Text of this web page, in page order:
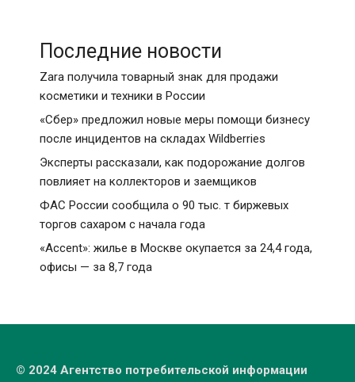
Последние новости
Zara получила товарный знак для продажи
косметики и техники в России
«Сбер» предложил новые меры помощи бизнесу
после инцидентов на складах Wildberries
Эксперты рассказали, как подорожание долгов
повлияет на коллекторов и заемщиков
ФАС России сообщила о 90 тыс. т биржевых
торгов сахаром с начала года
«Accent»: жилье в Москве окупается за 24,4 года,
офисы — за 8,7 года
© 2024 Агентство потребительской информации